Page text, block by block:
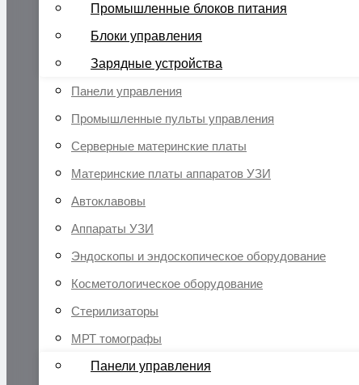
Промышленные блоков питания
Блоки управления
Зарядные устройства
Панели управления
Промышленные пульты управления
Серверные материнские платы
Материнские платы аппаратов УЗИ
Автоклавовы
Аппараты УЗИ
Эндоскопы и эндоскопическое оборудование
Косметологическое оборудование
Стерилизаторы
МРТ томографы
Панели управления